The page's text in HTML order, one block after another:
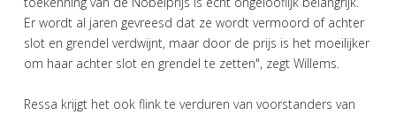
Er wordt al jaren gevreesd dat ze wordt vermoord of achter
slot en grendel verdwijnt, maar door de prijs is het moeilijker
om haar achter slot en grendel te zetten", zegt Willems.
Ressa krijgt het ook flink te verduren van voorstanders van